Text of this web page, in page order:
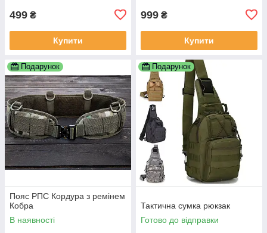
499 ₴
Купити
999 ₴
Купити
Подарунок
Пояс РПС Кордура з ремінем
Кобра
В наявності
Подарунок
Тактична сумка рюкзак
Готово до відправки